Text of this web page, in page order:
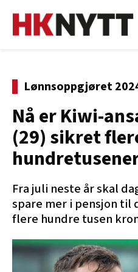
Lønnsoppgjøret
Nå er Kiwi-
(29) sikret
Fra juli neste år skal
spare mer i pensjon til
flere hundre tusen